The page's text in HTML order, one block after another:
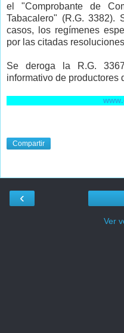
el "Comprobante de
Tabacalero" (R.G. 3382).
casos, los regímenes
por las citadas
Se deroga la R.G.
informativo de productores
Compartir
‹
Ver